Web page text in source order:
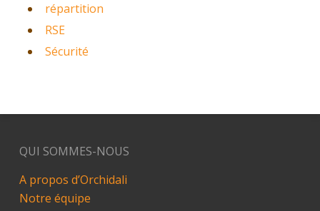
répartition
RSE
Sécurité
QUI SOMMES-NOUS
A propos d’Orchidali
Notre équipe